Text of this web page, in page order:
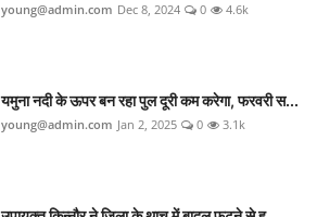
young@admin.com Dec 8, 2024 0 4.6k
यमुना नदी के ऊपर बन रहा पुल दूरी कम करेगा, फरवरी स...
young@admin.com Jan 2, 2025 0 3.1k